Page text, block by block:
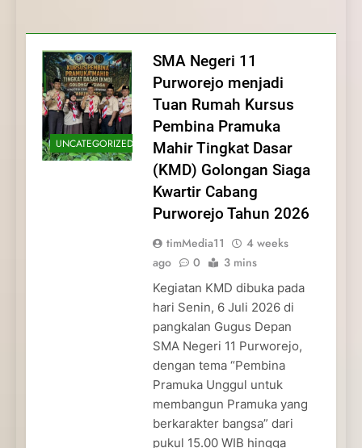
dan Pengabdian Generasi
Pramuka
Pramuka
Kepedulian
UNCATEGORIZED
SMA Negeri 11
Purworejo menjadi
Tuan Rumah Kursus
Pembina Pramuka
Mahir Tingkat Dasar
(KMD) Golongan Siaga
Kwartir Cabang
Purworejo Tahun 2026
timMedia11
4 weeks
ago
0 3 mins
Kegiatan KMD dibuka pada
hari Senin, 6 Juli 2026 di
pangkalan Gugus Depan
SMA Negeri 11 Purworejo,
dengan tema “Pembina
Pramuka Unggul untuk
membangun Pramuka yang
berkarakter bangsa” dari
pukul 15.00 WIB hingga